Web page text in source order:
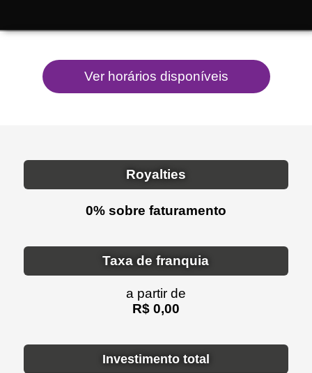
Royalties
0% sobre faturamento
Taxa de franquia
a partir de
R$ 0,00
Investimento total